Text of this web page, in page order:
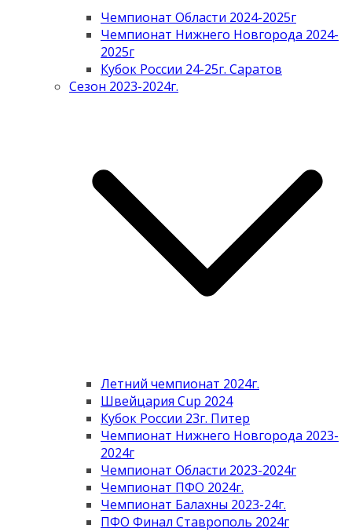
Чемпионат Области 2024-2025г
Чемпионат Нижнего Новгорода 2024-
2025г
Кубок России 24-25г. Саратов
Сезон 2023-2024г.
Летний чемпионат 2024г.
Швейцария Cup 2024
Кубок России 23г. Питер
Чемпионат Нижнего Новгорода 2023-
2024г
Чемпионат Области 2023-2024г
Чемпионат ПФО 2024г.
Чемпионат Балахны 2023-24г.
ПФО Финал Ставрополь 2024г